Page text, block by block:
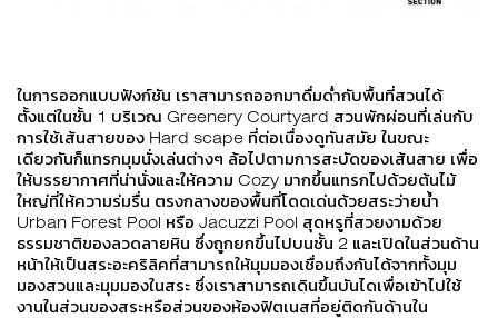
ในการออกแบบฟังก์ชัน เราสามารถออกมาดื่มด่ำกับพื้นที่สวนได้
ตั้งแต่ในชั้น 1 บริเวณ Greenery Courtyard สวนพักผ่อนที่เล่นกับ
การใช้เส้นสายของ Hard scape ที่ต่อเนื่องดูทันสมัย ในขณะ
เดียวกันก็แทรกมุมนั่งเล่นต่างๆ ล้อไปตามการสะบัดของเส้นสาย เพื่อ
ให้บรรยากาศที่น่านั่งและให้ความ Cozy มากขึ้นแทรกไปด้วยต้นไม้
ใหญ่ที่ให้ความร่มรื่น ตรงกลางของพื้นที่โดดเด่นด้วยสระว่ายน้ำ
Urban Forest Pool หรือ Jacuzzi Pool สุดหรูที่สวยงามด้วย
ธรรมชาติของลวดลายหิน ซึ่งถูกยกขึ้นไปบนชั้น 2 และเปิดในส่วนด้าน
หน้าให้เป็นสระอะคริลิคที่สามารถให้มุมมองเชื่อมถึงกันได้จากทั้งมุม
มองสวนและมุมมองในสระ ซึ่งเราสามารถเดินขึ้นบันไดเพื่อเข้าไปใช้
งานในส่วนของสระหรือส่วนของห้องฟิตเนสที่อยู่ติดกันด้านใน